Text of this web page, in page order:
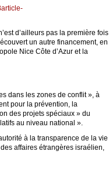
d’ailleurs pas la première fois
un autre financement, en
Nice Côte d’Azur et la
dans les zones de conflit », à
pour la prévention, la
des projets spéciaux » du
au niveau national ».
à la transparence de la vie
affaires étrangères israélien,